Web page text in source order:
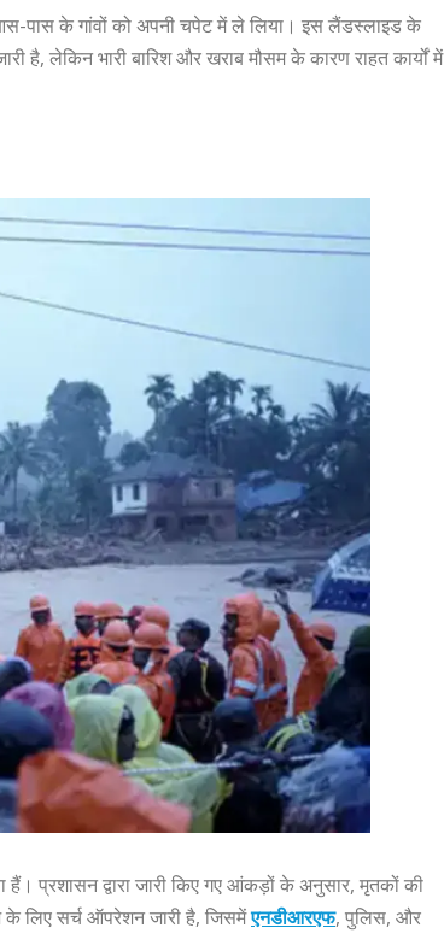
आस-पास के गांवों को अपनी चपेट में ले लिया। इस लैंडस्लाइड के
लेकिन भारी बारिश और खराब मौसम के कारण राहत कार्यों में
प्रशासन द्वारा जारी किए गए आंकड़ों के अनुसार, मृतकों की
लिए सर्च ऑपरेशन जारी है, जिसमेंएनडीआरएफ, पुलिस, और